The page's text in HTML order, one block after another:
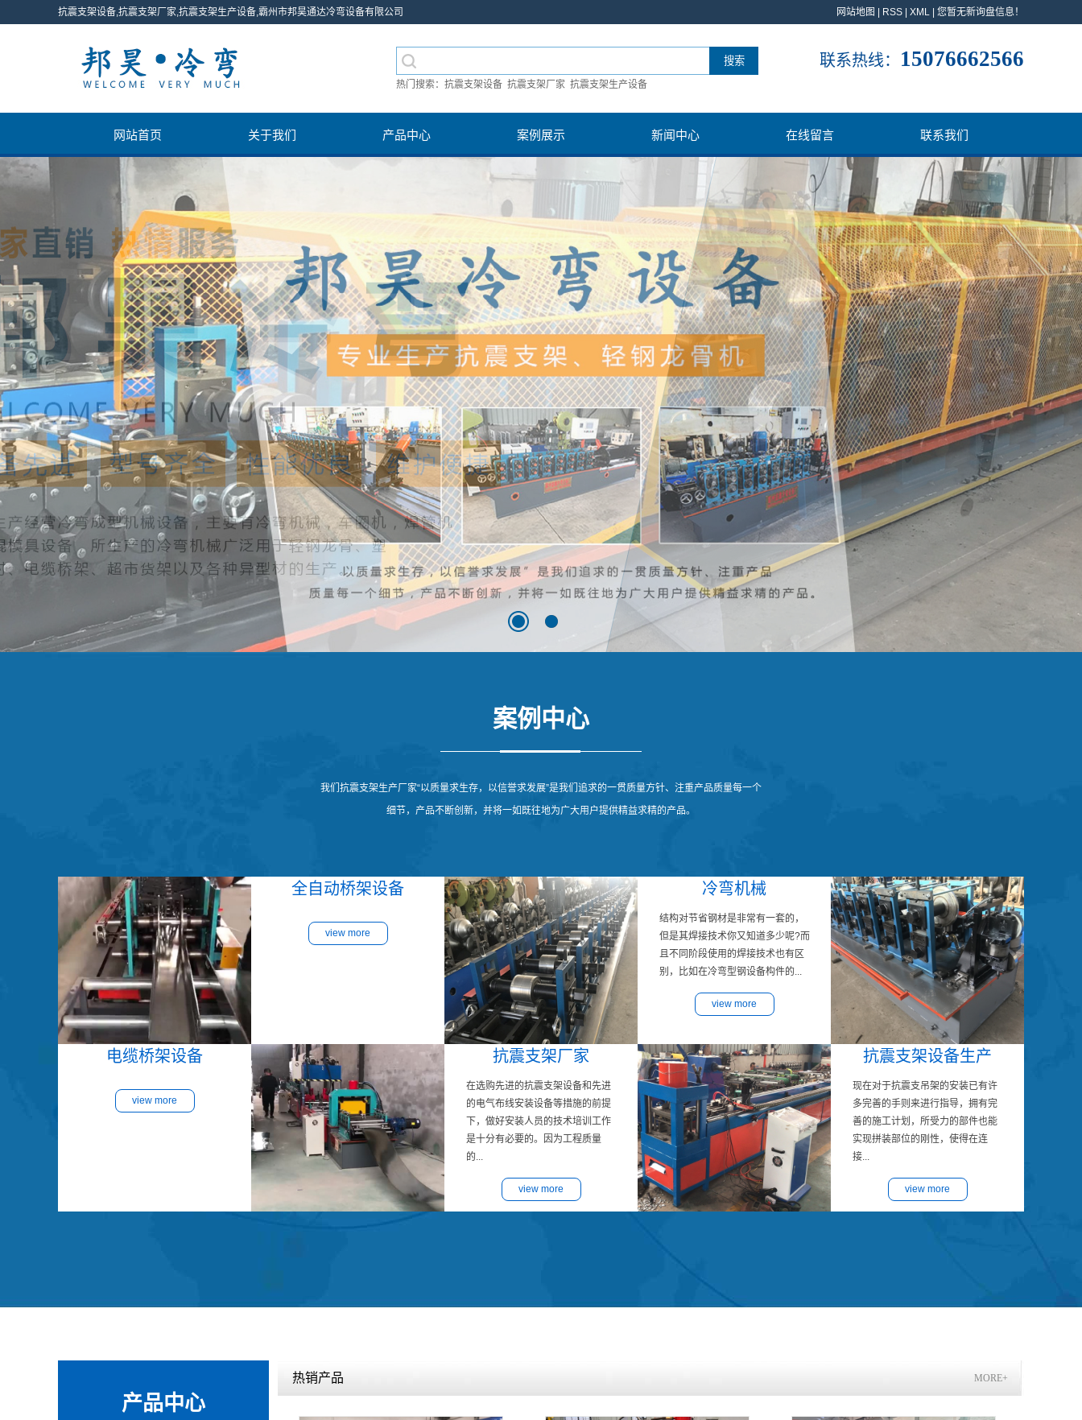
抗震支架设备,抗震支架厂家,抗震支架生产设备,霸州市邦昊通达冷弯设备有限公司 网站地图 RSS XML 您暂无新询盘信息！
热门搜索： 抗震支架设备 抗震支架厂家 抗震支架生产设备
联系热线： 15076662566
网站首页 关于我们
营业执照
产品视频
产品中心
邯郸车圈设备
邯郸大棚卡槽设备
邯郸光伏支架设备
案例展示 新闻中心
行业新闻
技术知识
在线留言 联系我们
案例中心
我们抗震支架生产厂家“以质量求生存，以信誉求发展”是我们追求的一贯质量方针、注重产品质量每一个
细节，产品不断创新，并将一如既往地为广大用户提供精益求精的产品。
电缆桥架设备
view more
全自动桥架设备
view more
抗震支架厂家
在选购先进的抗震支架设备和先进
的电气布线安装设备等措施的前提
下，做好安装人员的技术培训工作
是十分有必要的。因为工程质量
的...
view more
冷弯机械
结构对节省钢材是非常有一套的，
但是其焊接技术你又知道多少呢?而
且不同阶段使用的焊接技术也有区
别，比如在冷弯型钢设备构件的...
view more
抗震支架设备生产
现在对于抗震支吊架的安装已有许
多完善的手则来进行指导，拥有完
善的施工计划，所受力的部件也能
实现拼装部位的刚性，使得在连
接...
view more
产品中心
热销产品 MORE+